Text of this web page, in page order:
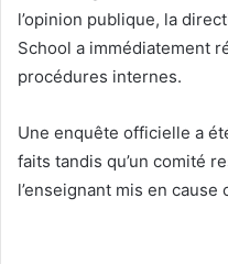
l’opinion publique, la
School a immédiatement
procédures internes.
Une enquête officielle a
faits tandis qu’un comité
l’enseignant mis en cause